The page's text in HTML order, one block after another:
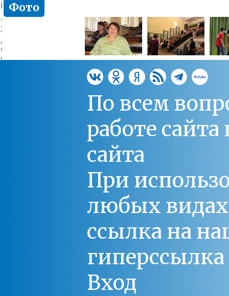
Фото
По всем
работе
сайта
При
любых
ссылка на
Вход